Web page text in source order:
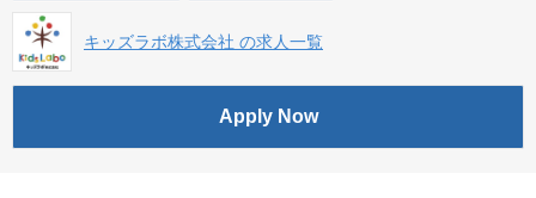
キッズラボ株式会社 の求人一覧
Apply Now